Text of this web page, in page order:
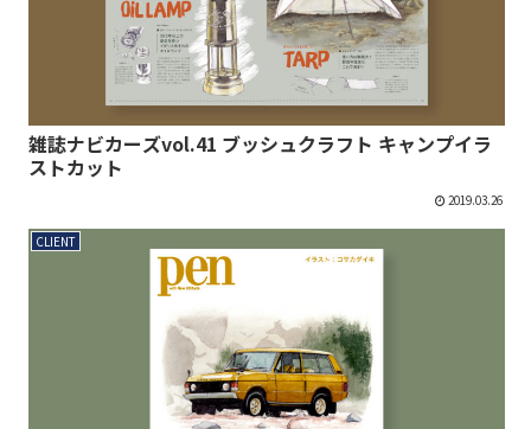
雑誌ナビカーズvol.41 ブッシュクラフト キャンプイラ
ストカット
2019.03.26
CLIENT